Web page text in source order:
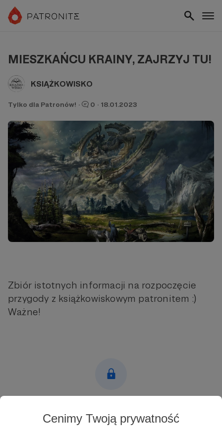
Cenimy Twoją prywatność
MIESZKAŃCU KRAINY, ZAJRZYJ TU!
KSIĄŻKOWISKO
Tylko dla Patronów! · 0 · 18.01.2023
Zbiór istotnych informacji na rozpoczęcie
przygody z książkowiskowym patronitem :)
Ważne!
Aby zobaczyć ten materiał musisz być zalogowany